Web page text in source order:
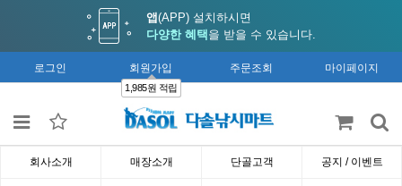
앱(APP) 설치하시면
다양한 혜택 을 받을 수 있습니다.
로그인 회원가입
1,985원 적립
주문조회 마이페이지
회사소개 매장소개 단골고객 공지 / 이벤트